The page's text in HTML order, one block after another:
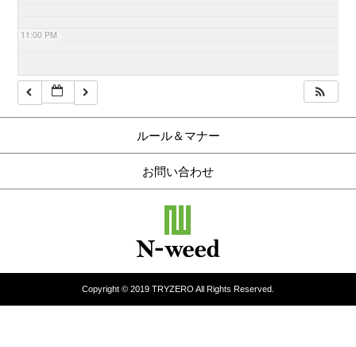
11:00 PM
ルール＆マナー
お問い合わせ
Copyright © 2019 TRYZERO All Rights Reserved.